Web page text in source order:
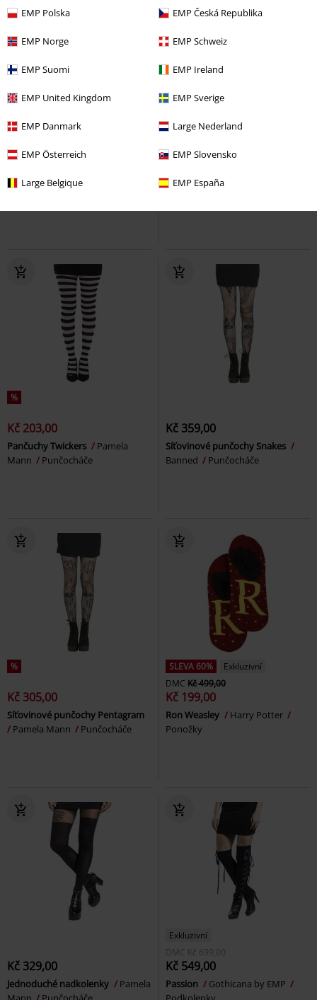
EMP Polska EMP Česká Republika
EMP Norge EMP Schweiz
EMP Suomi EMP Ireland
EMP United Kingdom EMP Sverige
EMP Danmark Large Nederland
EMP Österreich EMP Slovensko
Large Belgique EMP España
2-dílná sada
Kč 409,00
Ladies Overknee Socks 2-Pack
Urban Classics
SLEVA 25%
Exkluzivní
Kč 416,00
Cheshire Cat
Wonderland
%
Kč 203,00
Pančuchy Twickers
Pamela
Mann
Punčocháče
Kč 359,00
Síťovinové punčochy Snakes
Banned
Punčocháče
%
Kč 305,00
Síťovinové punčochy Pentagram
Pamela Mann
Punčocháče
SLEVA 60%
Exkluzivní
DMC Kč 499,00
Kč 199,00
Ron Weasley
Harry Potter
Ponožky
Kč 329,00
Jednoduché nadkolenky
Pamela
Exkluzivní
DMC
Kč 699,00
Kč 549,00
Passion
Gothicana by EMP